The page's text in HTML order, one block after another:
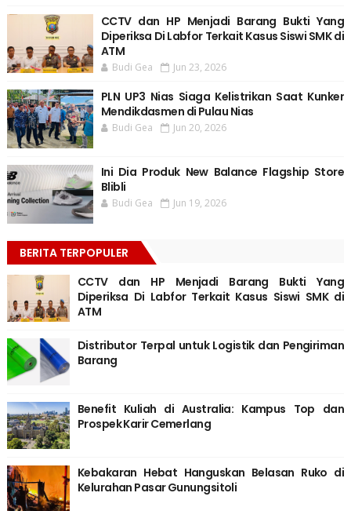
CCTV dan HP Menjadi Barang Bukti Yang
Diperiksa Di Labfor Terkait Kasus Siswi SMK di
ATM
Budi Gea Jun 23, 2026
PLN UP3 Nias Siaga Kelistrikan Saat Kunker
Mendikdasmen di Pulau Nias
Budi Gea Jun 20, 2026
Ini Dia Produk New Balance Flagship Store
Blibli
Budi Gea Jun 19, 2026
BERITA TERPOPULER
CCTV dan HP Menjadi Barang Bukti Yang
Diperiksa Di Labfor Terkait Kasus Siswi SMK di
ATM
Distributor Terpal untuk Logistik dan Pengiriman
Barang
Benefit Kuliah di Australia: Kampus Top dan
Prospek Karir Cemerlang
Kebakaran Hebat Hanguskan Belasan Ruko di
Kelurahan Pasar Gunungsitoli